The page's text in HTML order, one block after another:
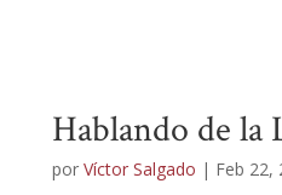
Hablando de la
por Víctor Salgado | Feb 22,